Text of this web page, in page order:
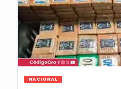
NACIONAL